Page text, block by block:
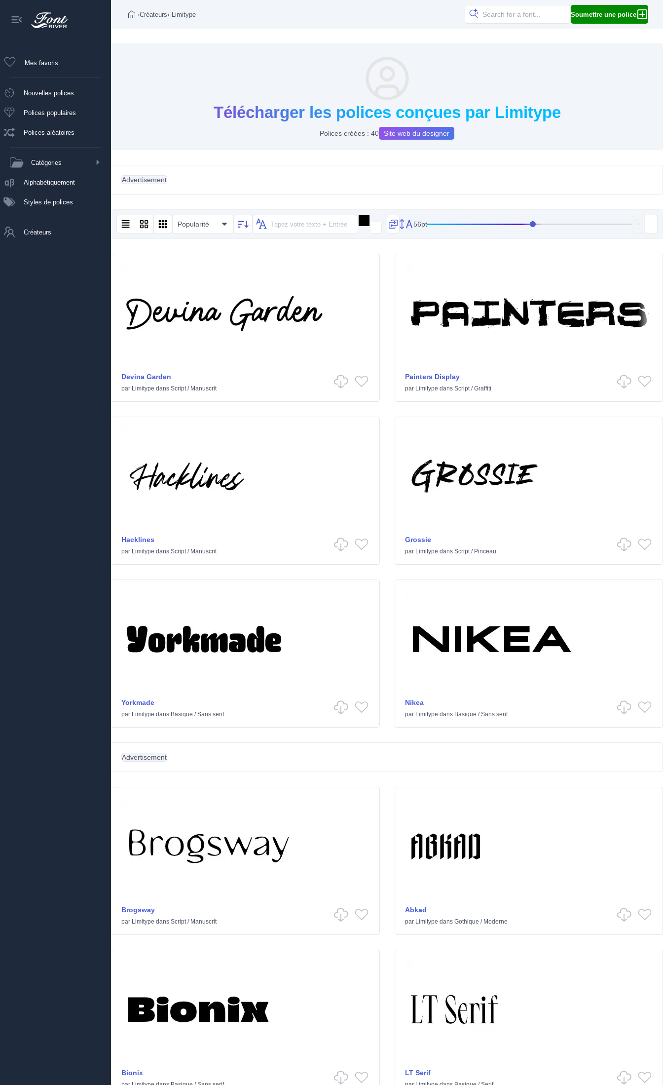
Mes favoris
Nouvelles polices
Polices populaires
Polices aléatoires
Catégories
Alphabétiquement
Styles de polices
Créateurs
›Créateurs› Limitype Soumettre une police
Télécharger les polices conçues par Limitype
Polices créées : 40 Site web du designer
Advertisement
Popularité 56pt
Devina Garden
par Limitype dans Script/ Manuscrit
Painters Display
par Limitype dans Script/Graffiti
Hacklines
par Limitype dans Script/ Manuscrit
Grossie
par Limitype dans Script/ Pinceau
Yorkmade
par Limitype dans Basique /Sans serif
Nikea
par Limitype dans Basique /Sans serif
Advertisement
Brogsway
par Limitype dans Script/ Manuscrit
Abkad
par Limitype dans Gothique / Moderne
Bionix LT Serif